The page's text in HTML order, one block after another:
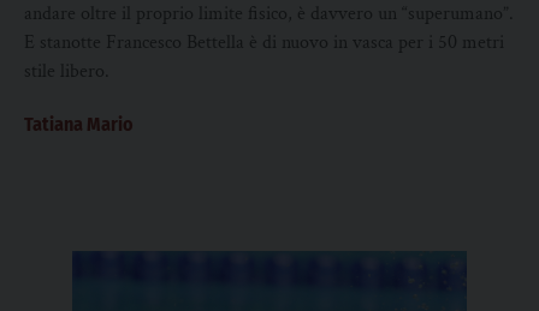
andare oltre il proprio limite fisico, è davvero un “superumano”.
E stanotte Francesco Bettella è di nuovo in vasca per i 50 metri
stile libero.
Tatiana Mario